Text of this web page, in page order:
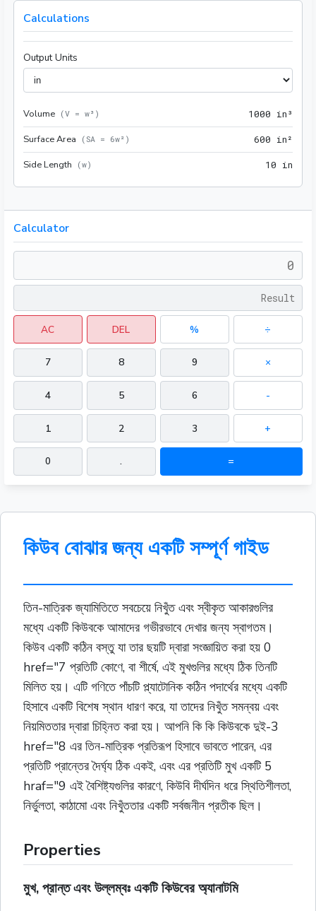
Calculations
Output Units
Volume (V = w³ ) 1000 in³
Surface Area ( SA = 6w² ) 600 in²
Side Length (w) 10 in
Calculator
AC DEL % ÷
7 8 9 ×
4 5 6 -
1 2 3 +
0 . =
কিউব বোঝার জন্য একটি সম্পূর্ণ গাইড
তিন-মাত্রিক জ্যামিতিতে সবচেয়ে নিখুঁত এবং স্বীকৃত আকারগুলির
মধ্যে একটি কিউবকে আমাদের গভীরভাবে দেখার জন্য স্বাগতম।
কিউব একটি কঠিন বস্তু যা তার ছয়টি দ্বারা সংজ্ঞায়িত করা হয় 0
href="7 প্রতিটি কোণে, বা শীর্ষে, এই মুখগুলির মধ্যে ঠিক তিনটি
মিলিত হয়। এটি গণিতে পাঁচটি প্ল্যাটোনিক কঠিন পদার্থের মধ্যে একটি
হিসাবে একটি বিশেষ স্থান ধারণ করে, যা তাদের নিখুঁত সমন্বয় এবং
নিয়মিততার দ্বারা চিহ্নিত করা হয়। আপনি কি কি কিউবকে দুই-3
href="8 এর তিন-মাত্রিক প্রতিরূপ হিসাবে ভাবতে পারেন, এর
প্রতিটি প্রান্তের দৈর্ঘ্য ঠিক একই, এবং এর প্রতিটি মুখ একটি 5
hraf="9 এই বৈশিষ্ট্যগুলির কারণে, কিউবি দীর্ঘদিন ধরে স্থিতিশীলতা,
নির্ভুলতা, কাঠামো এবং নিখুঁততার একটি সর্বজনীন প্রতীক ছিল।
Properties
মুখ, প্রান্ত এবং উল্লম্বঃ একটি কিউবের অ্যানাটমি